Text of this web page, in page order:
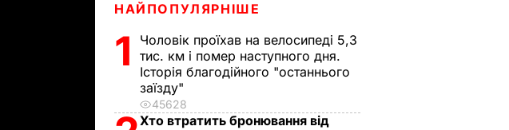
НАЙПОПУЛЯРНІШЕ
1
Чоловік проїхав на велосипеді 5,3
тис. км і помер наступного дня.
Історія благодійного "останнього
заїзду"
45628
Хто втратить бронювання від